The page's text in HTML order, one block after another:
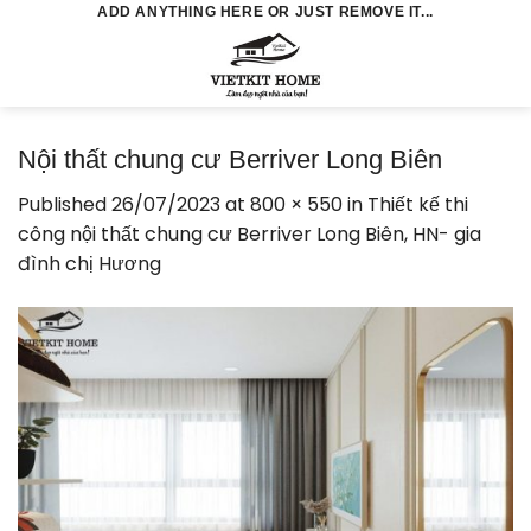
ADD ANYTHING HERE OR JUST REMOVE IT...
Nội thất chung cư Berriver Long Biên
Published26/07/2023at 800 × 550in Thiết kế thi
công nội thất chung cư Berriver Long Biên, HN- gia
đình chị Hương